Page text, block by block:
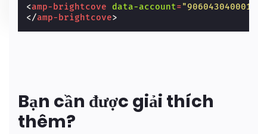
<amp-brightcove data-account="906043040001"
</amp-brightcove>
Bạn cần được giải thích
thêm?